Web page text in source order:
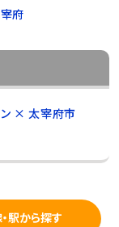
府
ン × 太宰府市
駅から探す